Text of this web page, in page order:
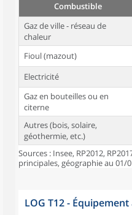
Combustible
Gaz de ville - réseau de
chaleur
Fioul (mazout)
Electricité
Gaz en bouteilles ou en
citerne
Autres (bois, solaire,
géothermie, etc.)
Sources : Insee, RP2012,
principales, géographie au 01/
LOG T12 -